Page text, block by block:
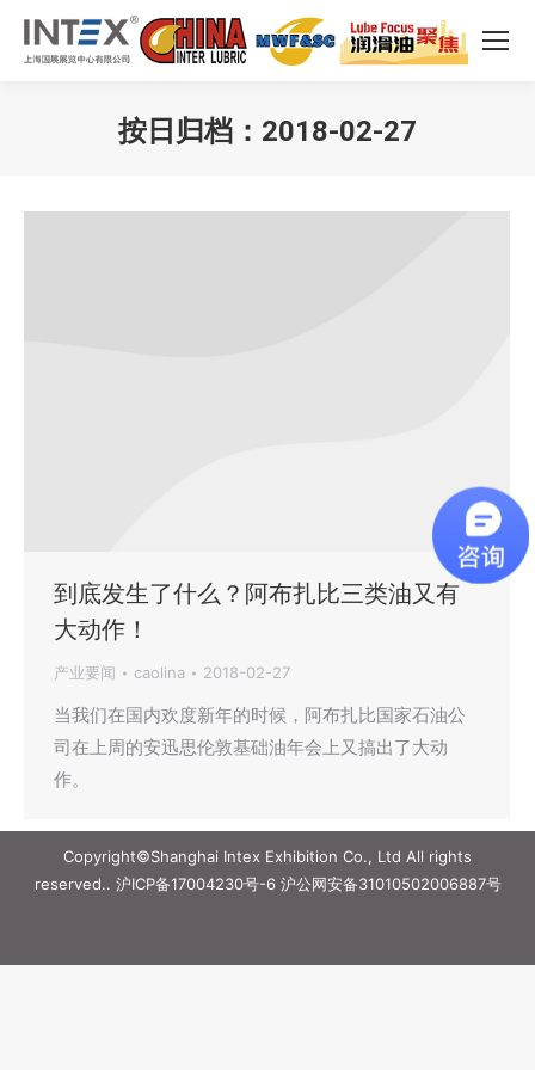
按日归档： 2018-02-27
到底发生了什么？阿布扎比三类油又有
大动作！
产业要闻 caolina 2018-02-27
当我们在国内欢度新年的时候，阿布扎比国家石油公
司在上周的安迅思伦敦基础油年会上又搞出了大动
作。
Copyright©Shanghai Intex Exhibition Co., Ltd All rights
reserved.. 沪ICP备17004230号-6沪公网安备31010502006887号